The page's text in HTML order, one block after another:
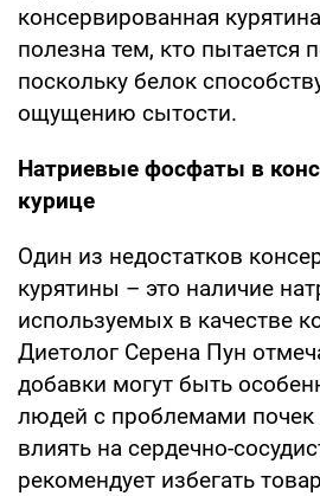
консервированная
полезна тем, кто пытается
поскольку белок
ощущению сытости.
Натриевые фосфаты в
курице
Один из недостатков
курятины – это наличие
используемых в качестве
Диетолог Серена Пун
добавки могут быть
людей с проблемами почек
влиять на сердечно-
рекомендует избегать